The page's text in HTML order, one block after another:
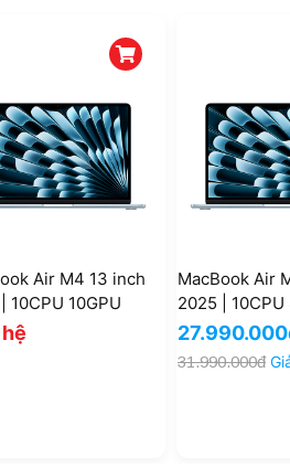
Air M4 13 inch
10CPU 10GPU
(New)
MacBook Air
2025 | 10CPU
256GB (New
31.990.000đ